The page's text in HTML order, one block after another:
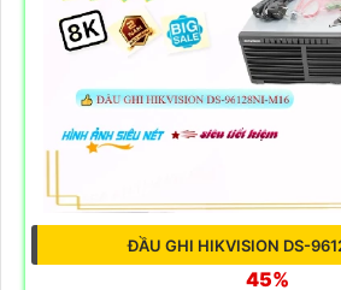
ĐẦU GHI HIKVISION DS-
45%